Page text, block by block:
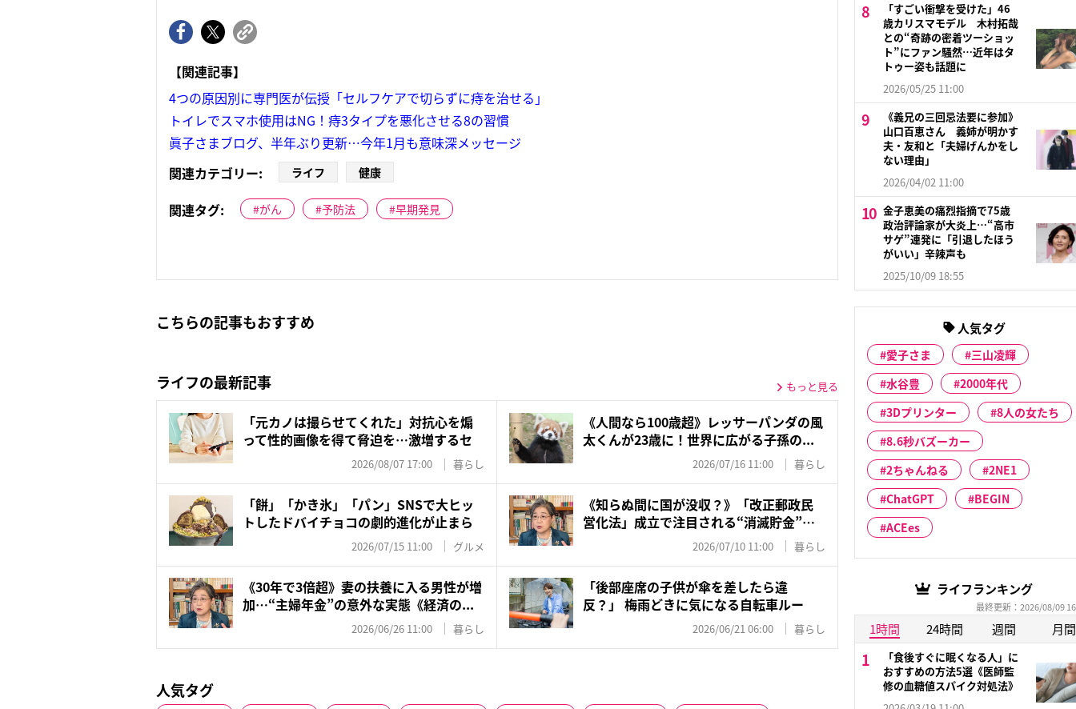
【関連記事】
4つの原因別に専門医が伝授「セルフケアで切らずに痔を治せる」
トイレでスマホ使用はNG！痔3タイプを悪化させる8の習慣
眞子さまブログ、半年ぶり更新…今年1月も意味深メッセージ
関連カテゴリー:
ライフ 健康
関連タグ: がん 予防法 早期発見
こちらの記事もおすすめ
ライフの最新記事 もっと見る
「元カノは撮らせてくれた」対抗心を煽
って性的画像を得て脅迫を…激増するセ
2026/08/07 17:00 暮らし
《人間なら100歳超》レッサーパンダの風
太くんが23歳に！世界に広がる子孫の...
2026/07/16 11:00 暮らし
「餅」「かき氷」「パン」SNSで大ヒッ
トしたドバイチョコの劇的進化が止まら
2026/07/15 11:00 グルメ
《知らぬ間に国が没収？》「改正郵政民
営化法」成立で注目される“消滅貯金”…
2026/07/10 11:00 暮らし
《30年で3倍超》妻の扶養に入る男性が増
加…“主婦年金”の意外な実態《経済の...
2026/06/26 11:00 暮らし
「後部座席の子供が傘を差したら違
反？」 梅雨どきに気になる自転車ルー
2026/06/21 06:00 暮らし
人気タグ
「すごい衝撃を受けた」46
歳カリスマモデル 木村拓哉
との“奇跡の密着ツーショッ
ト”にファン騒然…近年はタ
トゥー姿も話題に
2026/05/25 11:00
《義兄の三回忌法要に参加》
山口百恵さん 義姉が明かす
夫・友和と「夫婦げんかをし
ない理由」
2026/04/02 11:00
金子恵美の痛烈指摘で75歳
政治評論家が大炎上…“高市
サゲ”連発に「引退したほう
がいい」辛辣声も
2025/10/09 18:55
人気タグ
愛子さま
三山凌輝
水谷豊
2000年代
3Dプリンター
8人の女たち
8.6秒バズーカー
2ちゃんねる
2NE1
ChatGPT
BEGIN
ACEes
ライフランキング
最終更新：2026/08/09
1時間 24時間 週間 月間
「食後すぐに眠くなる人」に
おすすめの方法5選《医師監
修の血糖値スパイク対処法》